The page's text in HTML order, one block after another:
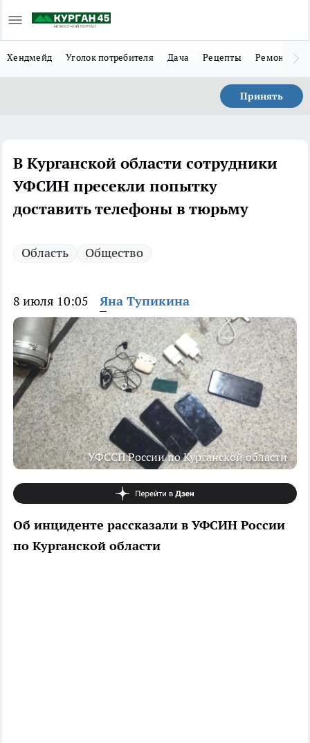
Хендмейд Уголок потребителя Дача Рецепты Ремонт
Принять
В Курганской области сотрудники
УФСИН пресекли попытку
доставить телефоны в тюрьму
Область Общество
8 июля 10:05 Яна Тупикина
УФССП России по Курганской области
Об инциденте рассказали в УФСИН России
по Курганской области